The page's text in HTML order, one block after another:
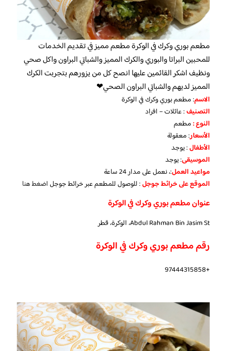
مطعم بوري وكرك في الوكرة مطعم مميز في تقديم الخدمات
للمحبين البراتا والبوري والكرك المميز والشباتي البراون واكل صحي
ونظيف اشكر القائمين عليها انصح كل من يزورهم بتجربت الكرك
المميز لديهم والشباتي البراون الصحي❤
الاسم: مطعم بوري وكرك في الوكرة
التصنيف: عائلات – افراد
النوع :مطعم
الأسعار:معقولة
الأطفال:يوجد
الموسيقى:يوجد
مواعيد العمل:، نعمل على مدار 24 ساعة
الموقع على خرائط جوجل: للوصول للمطعم عبر خرائط جوجلاضغط هنا
عنوان مطعم بوري وكرك في الوكرة
Abdul Rahman Bin Jasim St، الوكرة، قطر
رقم مطعم بوري وكرك في الوكرة
+97444315858